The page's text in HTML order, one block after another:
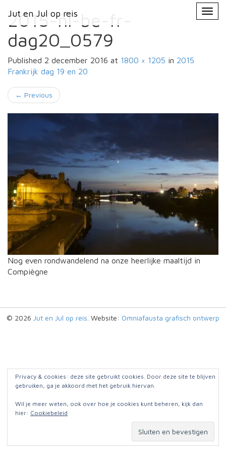
Jut en Jul op reis
Primary
Menu
Jut en Jul op reis
2015-nl-be-fr-
dag20_0579
Published 2 december 2016 at 1800 × 1205 in 2015
Frankrijk dag 19 en 20
← Previous
Nog even rondwandelend na onze heerlijke maaltijd in
Compiègne
© 2026 Jut en Jul op reis . Website: Omniafausta grafisch ontwerp
Privacy & cookies: deze site gebruikt cookies. Door deze site te blijven
gebruiken, ga je akkoord met het gebruik hiervan.
Wil je meer weten, ook over hoe je cookies kunt beheren, kijk dan
hier: Cookiebeleid